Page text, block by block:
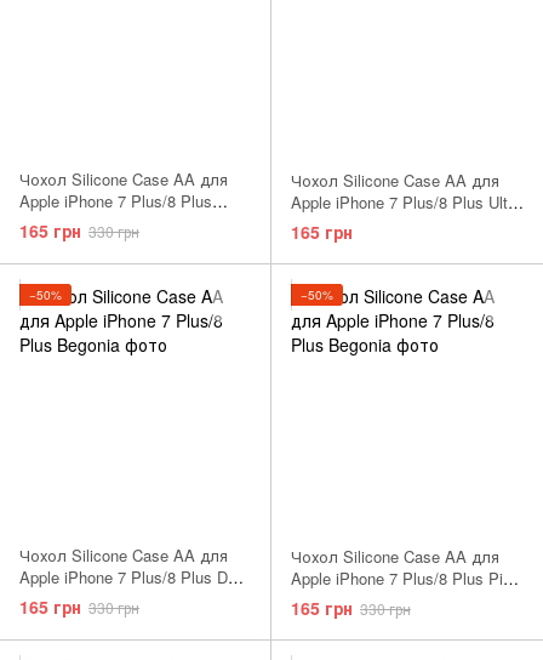
Чохол Silicone Case AA для
Apple iPhone 7 Plus/8 Plus
Black
165 грн 330 грн
Чохол Silicone Case AA для
Apple iPhone 7 Plus/8 Plus Ultra
Violet
165 грн
−50%
Чохол Silicone Case AA для
Apple iPhone 7 Plus/8 Plus Dark
Gray
165 грн 330 грн
−50%
Чохол Silicone Case AA для
Apple iPhone 7 Plus/8 Plus Pink
Sand
165 грн 330 грн